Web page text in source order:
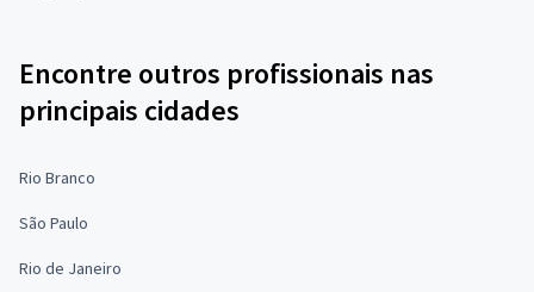
Encontre outros profissionais nas
principais cidades
Rio Branco
São Paulo
Rio de Janeiro